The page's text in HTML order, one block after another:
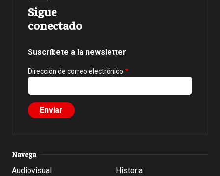
Sigue
conectado
Suscríbete a la newsletter
Dirección de correo electrónico
Navega
Audiovisual
Historia